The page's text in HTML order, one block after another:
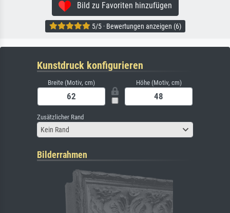
Bild zu Favoriten hinzufügen
5/5 · Bewertungen anzeigen (6)
Kunstdruck konfigurieren
Breite (Motiv, cm) Höhe (Motiv, cm)
Zusätzlicher Rand
Kein Rand
Bilderrahmen